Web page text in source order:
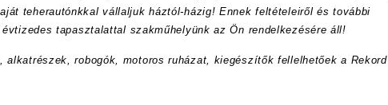
teherautónkkal vállaljuk háztól-házig! Ennek feltételeiről és további
tapasztalattal szakműhelyünk az Ön rendelkezésére áll!
robogók, motoros ruházat, kiegészítők fellelhetőek a Rekord